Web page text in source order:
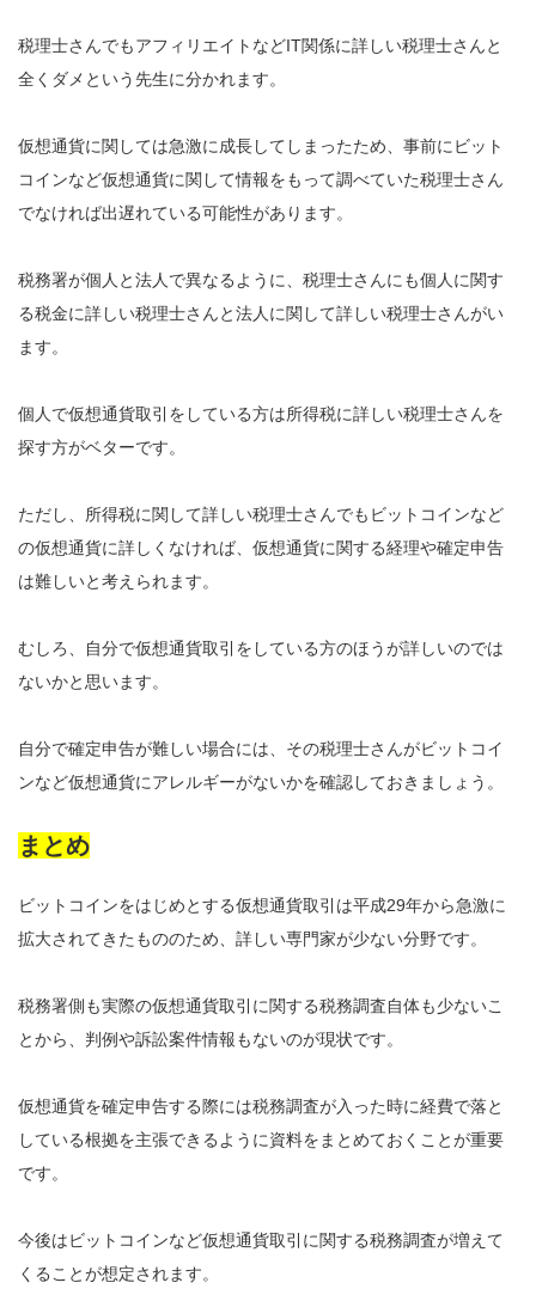
税理士さんでもアフィリエイトなどIT関係に詳しい税理士さんと
全くダメという先生に分かれます。
仮想通貨に関しては急激に成長してしまったため、事前にビット
コインなど仮想通貨に関して情報をもって調べていた税理士さん
でなければ出遅れている可能性があります。
税務署が個人と法人で異なるように、税理士さんにも個人に関す
る税金に詳しい税理士さんと法人に関して詳しい税理士さんがい
ます。
個人で仮想通貨取引をしている方は所得税に詳しい税理士さんを
探す方がベターです。
ただし、所得税に関して詳しい税理士さんでもビットコインなど
の仮想通貨に詳しくなければ、仮想通貨に関する経理や確定申告
は難しいと考えられます。
むしろ、自分で仮想通貨取引をしている方のほうが詳しいのでは
ないかと思います。
自分で確定申告が難しい場合には、その税理士さんがビットコイ
ンなど仮想通貨にアレルギーがないかを確認しておきましょう。
まとめ
ビットコインをはじめとする仮想通貨取引は平成29年から急激に
拡大されてきたもののため、詳しい専門家が少ない分野です。
税務署側も実際の仮想通貨取引に関する税務調査自体も少ないこ
とから、判例や訴訟案件情報もないのが現状です。
仮想通貨を確定申告する際には税務調査が入った時に経費で落と
している根拠を主張できるように資料をまとめておくことが重要
です。
今後はビットコインなど仮想通貨取引に関する税務調査が増えて
くることが想定されます。